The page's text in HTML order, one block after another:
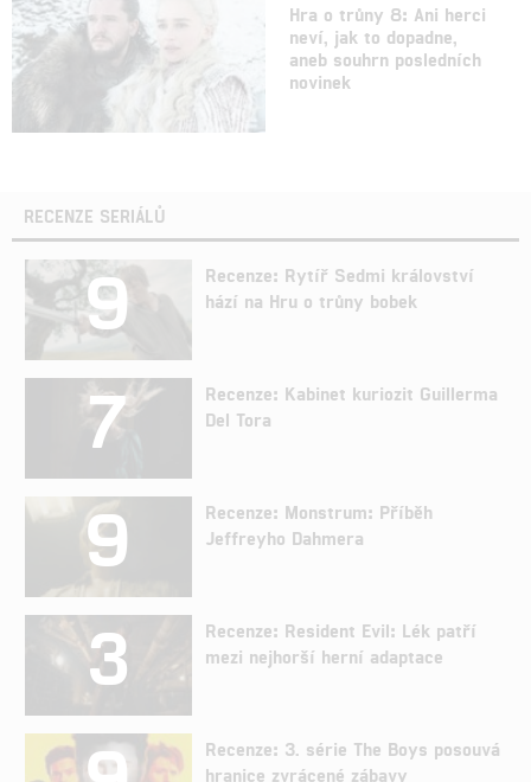
Hra o trůny 8: Ani herci
neví, jak to dopadne,
aneb souhrn posledních
novinek
RECENZE SERIÁLŮ
9
Recenze: Rytíř Sedmi království
hází na Hru o trůny bobek
7
Recenze: Kabinet kuriozit Guillerma
Del Tora
9
Recenze: Monstrum: Příběh
Jeffreyho Dahmera
3
Recenze: Resident Evil: Lék patří
mezi nejhorší herní adaptace
Recenze: 3. série The Boys posouvá
hranice zvrácené zábavy